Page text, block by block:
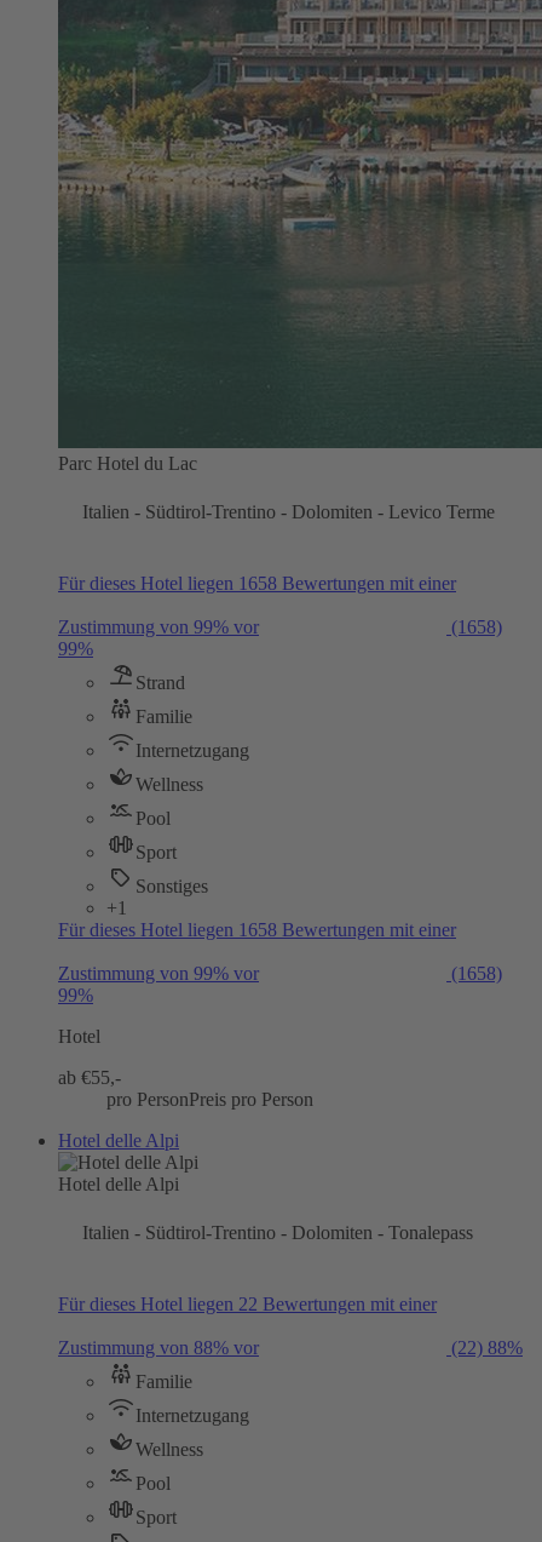
Parc Hotel du Lac
Italien - Südtirol-Trentino - Dolomiten - Levico Terme
Für dieses Hotel liegen 1658 Bewertungen mit einer
Zustimmung von 99% vor
(1658)
99%
Strand
Familie
Internetzugang
Wellness
Pool
Sport
Sonstiges
+1
Für dieses Hotel liegen 1658 Bewertungen mit einer
Zustimmung von 99% vor
(1658)
99%
Hotel
ab €55,-
pro PersonPreis pro Person
Hotel delle Alpi
Hotel delle Alpi
Italien - Südtirol-Trentino - Dolomiten - Tonalepass
Für dieses Hotel liegen 22 Bewertungen mit einer
Zustimmung von 88% vor (22) 88%
Familie
Internetzugang
Wellness
Pool
Sport